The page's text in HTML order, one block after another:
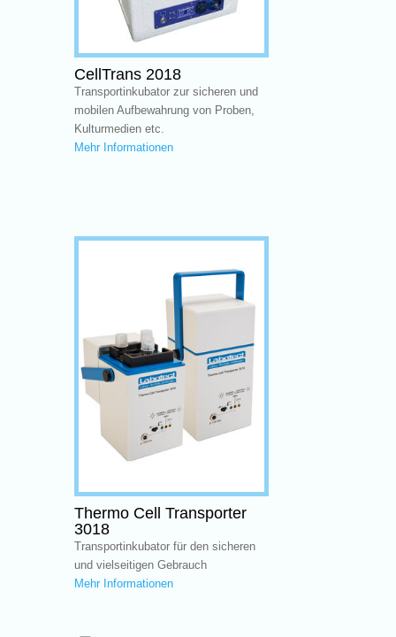
CellTrans 2018
Transportinkubator zur sicheren und
mobilen Aufbewahrung von Proben,
Kulturmedien etc.
Mehr Informationen
Thermo Cell Transporter
3018
Transportinkubator für den sicheren
und vielseitigen Gebrauch
Mehr Informationen